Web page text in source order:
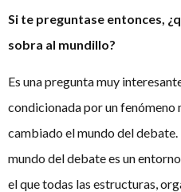
Si te preguntase entonces,
sobra al mundillo?
Es una pregunta muy
condicionada por un fenómeno
cambiado el mundo del
mundo del debate es un
el que todas las estructuras,